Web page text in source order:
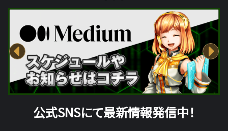
公式SNSにて最新情報発信中！